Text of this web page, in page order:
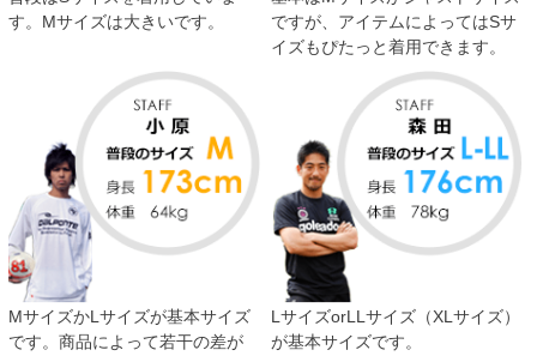
す。Mサイズは大きいです。
ですが、アイテムによってはSサ
イズもぴたっと着用できます。
MサイズかLサイズが基本サイズ
です。商品によって若干の差が
LサイズorLLサイズ（XLサイズ）
が基本サイズです。